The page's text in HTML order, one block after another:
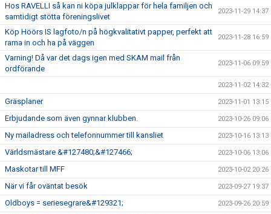
Hos RAVELLI så kan ni köpa julklappar för hela familjen och
samtidigt stötta föreningslivet
2023-11-29 14:37
Köp Höörs IS lagfoto/n på högkvalitativt papper, perfekt att
rama in och ha på väggen
2023-11-28 16:59
Varning! Då var det dags igen med SKAM mail från
ordförande
2023-11-06 09:59
2023-11-02 14:32
Gräsplaner 2023-11-01 13:15
Erbjudande som även gynnar klubben. 2023-10-26 09:06
Ny mailadress och telefonnummer till kansliet 2023-10-16 13:13
Världsmästare &#127480;&#127466; 2023-10-06 13:06
Maskotar till MFF 2023-10-02 20:26
När vi får oväntat besök 2023-09-27 19:37
Oldboys = seriesegrare&#129321; 2023-09-26 20:59